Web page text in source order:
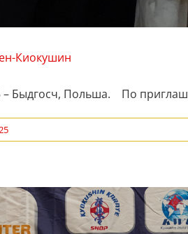
Киокушин
– Быдгосч, Польша. По